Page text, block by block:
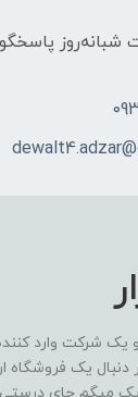
هفته ، ۲۴ ساعت شبانه‌روز
یک شرکت وارد
یک فروشگاه
تبریک میگم جای